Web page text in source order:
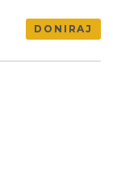
DONIRAJ